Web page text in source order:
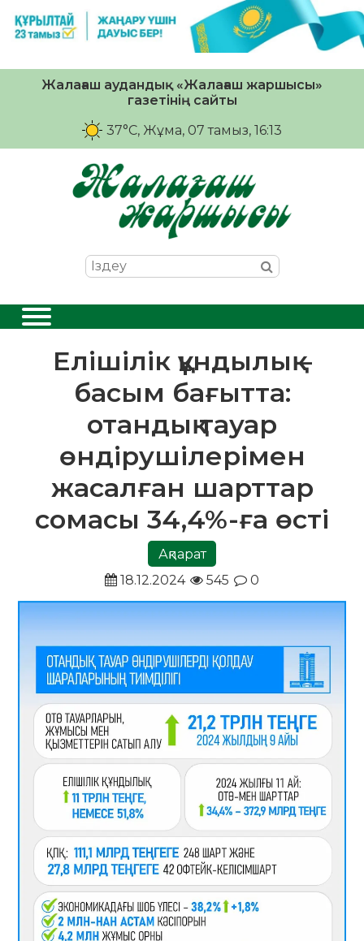
Жалағаш аудандық «Жалағаш жаршысы»
газетінің сайты
37°C, Жұма, 07 тамыз, 16:13
Елішілік құндылық –
басым бағытта:
отандық тауар
өндірушілерімен
жасалған шарттар
сомасы 34,4%-ға өсті
Ақпарат
18.12.2024
545 0